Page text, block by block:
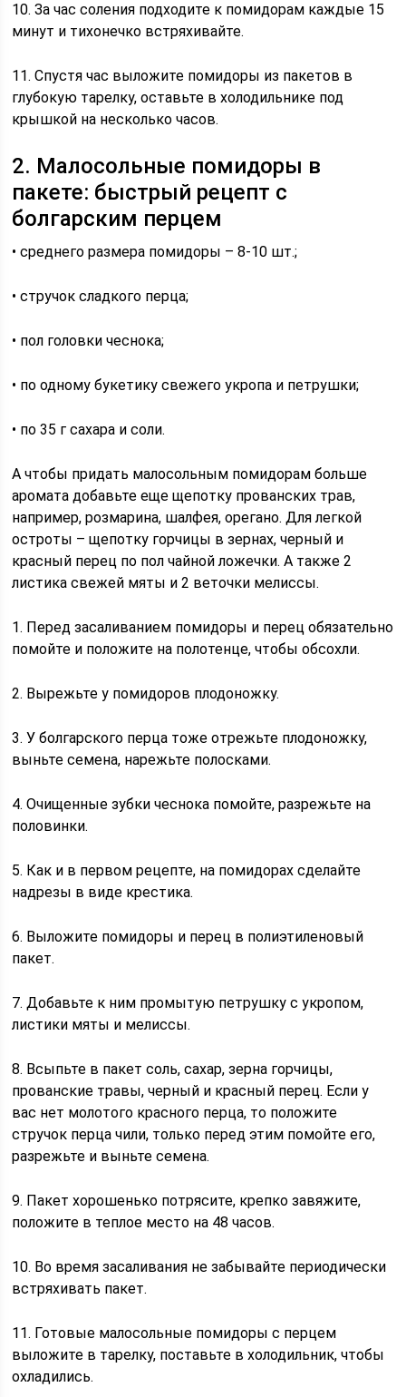
10. За час соления подходите к помидорам каждые 15
минут и тихонечко встряхивайте.
11. Спустя час выложите помидоры из пакетов в
глубокую тарелку, оставьте в холодильнике под
крышкой на несколько часов.
2. Малосольные помидоры в
пакете: быстрый рецепт с
болгарским перцем
• среднего размера помидоры – 8-10 шт.;
• стручок сладкого перца;
• пол головки чеснока;
• по одному букетику свежего укропа и петрушки;
• по 35 г сахара и соли.
А чтобы придать малосольным помидорам больше
аромата добавьте еще щепотку прованских трав,
например, розмарина, шалфея, орегано. Для легкой
остроты – щепотку горчицы в зернах, черный и
красный перец по пол чайной ложечки. А также 2
листика свежей мяты и 2 веточки мелиссы.
1. Перед засаливанием помидоры и перец обязательно
помойте и положите на полотенце, чтобы обсохли.
2. Вырежьте у помидоров плодоножку.
3. У болгарского перца тоже отрежьте плодоножку,
выньте семена, нарежьте полосками.
4. Очищенные зубки чеснока помойте, разрежьте на
половинки.
5. Как и в первом рецепте, на помидорах сделайте
надрезы в виде крестика.
6. Выложите помидоры и перец в полиэтиленовый
пакет.
7. Добавьте к ним промытую петрушку с укропом,
листики мяты и мелиссы.
8. Всыпьте в пакет соль, сахар, зерна горчицы,
прованские травы, черный и красный перец. Если у
вас нет молотого красного перца, то положите
стручок перца чили, только перед этим помойте его,
разрежьте и выньте семена.
9. Пакет хорошенько потрясите, крепко завяжите,
положите в теплое место на 48 часов.
10. Во время засаливания не забывайте периодически
встряхивать пакет.
11. Готовые малосольные помидоры с перцем
выложите в тарелку, поставьте в холодильник, чтобы
охладились.